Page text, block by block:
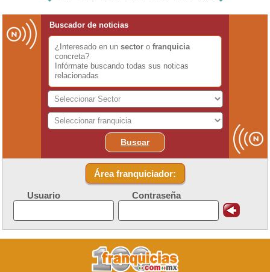
Buscador de noticias
¿Interesado en un sector o franquicia
concreta?
Infórmate buscando todas sus noticas
relacionadas
Buscar
Área franquiciador:
Usuario Contraseña